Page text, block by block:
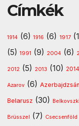
Címkék
1914 (6) 1916 (6) 1917
(5) 1991 (9) 2004 (6)
2012 (5) 2013 (10) 2014
Azarov (6) Azerbajdzsán
Belarusz (30)
Brüsszel (7) Csecsenföld